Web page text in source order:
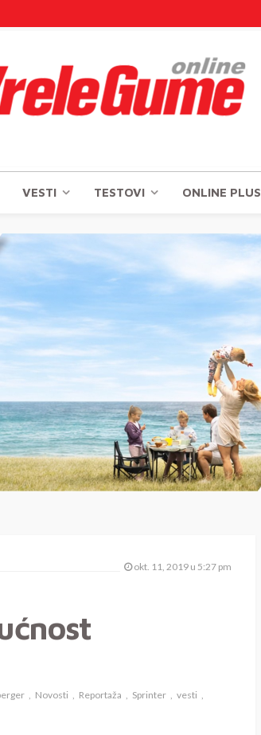
VESTI TESTOVI ONLINE PLUS
okt. 11, 2019 u 5:27 pm
Novosti Reportaža Sprinter
vesti